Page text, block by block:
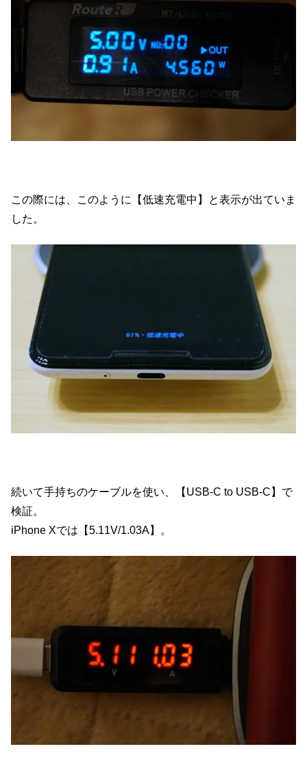
この際には、このように【低速充電中】と表示が出ていま
した。
続いて手持ちのケーブルを使い、【USB-C to USB-C】で
検証。
iPhone Xでは【5.11V/1.03A】。